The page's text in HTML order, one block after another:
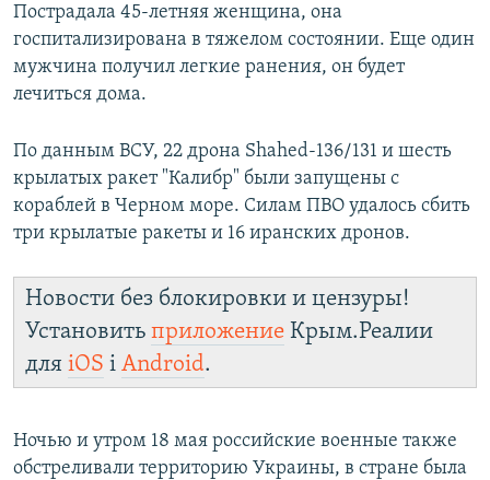
Все сайты RFE/RL
Пострадала 45-летняя женщина, она
госпитализирована в тяжелом состоянии. Еще один
мужчина получил легкие ранения, он будет
лечиться дома.
По данным ВСУ, 22 дрона Shahed-136/131 и шесть
крылатых ракет "Калибр" были запущены с
кораблей в Черном море. Силам ПВО удалось сбить
три крылатые ракеты и 16 иранских дронов.
Новости без блокировки и цензуры!
Установить приложение Крым.Реалии
для iOS і Android.
Ночью и утром 18 мая российские военные также
обстреливали территорию Украины, в стране была